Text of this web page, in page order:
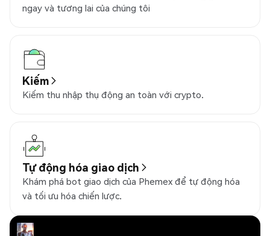
ngay và tương lai của chúng tôi
Kiếm
Kiếm thu nhập thụ động an toàn với crypto.
Tự động hóa giao dịch
Khám phá bot giao dịch của Phemex để tự động hóa
và tối ưu hóa chiến lược.